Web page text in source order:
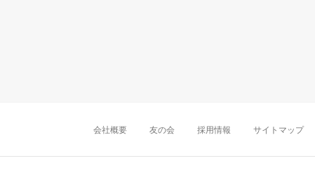
八王子店
近畿
大阪難波店
京
岡山店
広島店
会社概要 友の会 採用情報 サイトマップ